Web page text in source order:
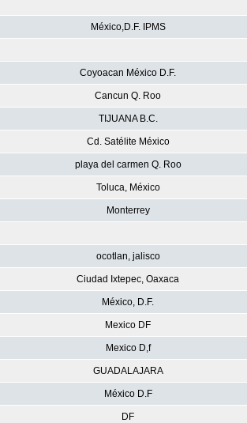
México,D.F. IPMS
Coyoacan México D.F.
Cancun Q. Roo
TIJUANA B.C.
Cd. Satélite México
playa del carmen Q. Roo
Toluca, México
Monterrey
ocotlan, jalisco
Ciudad Ixtepec, Oaxaca
México, D.F.
Mexico DF
Mexico D,f
GUADALAJARA
México D.F
DF